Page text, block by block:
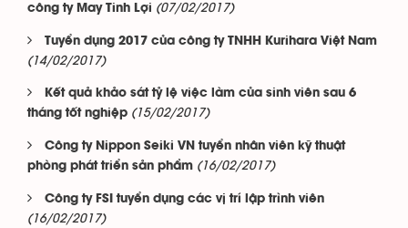
công ty May Tinh Lợi (07/02/2017)
Tuyển dụng 2017 của công ty TNHH Kurihara Việt Nam
(14/02/2017)
Kết quả khảo sát tỷ lệ việc làm của sinh viên sau 6
tháng tốt nghiệp (15/02/2017)
Công ty Nippon Seiki VN tuyển nhân viên kỹ thuật
phòng phát triển sản phẩm (16/02/2017)
Công ty FSI tuyển dụng các vị trí lập trình viên
(16/02/2017)